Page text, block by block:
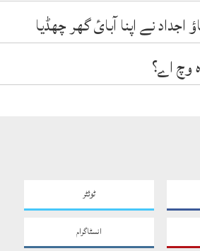
نے اپنا آبائ گھر چھڈیا
وچ اے؟
ٹوئٹر
انسٹاگرام